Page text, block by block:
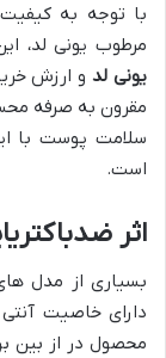
با توجه به
مرطوب یونی لد،
یونی لدو ارزش
مقرون به صرفه
سلامت پوست با
است.
اثر
بسیاری از مدل
دارای خاصیت آنتی
محصول در از بین